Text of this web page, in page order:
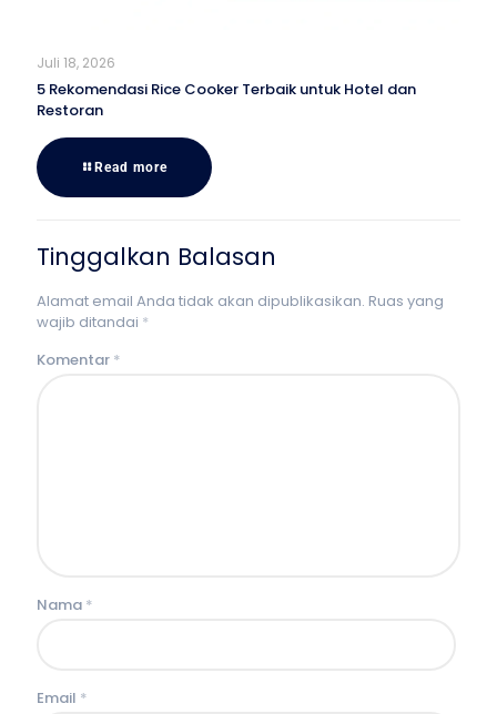
Juli 18, 2026
5 Rekomendasi Rice Cooker Terbaik untuk Hotel dan
Restoran
Read more
Tinggalkan Balasan
Alamat email Anda tidak akan dipublikasikan. Ruas yang
wajib ditandai *
Komentar *
Nama *
Email *